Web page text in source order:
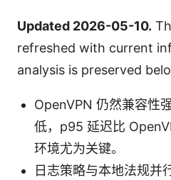
Updated 2026-05-10.
refreshed with current
analysis is preserved
OpenVPN 仍然兼容性
低，p95 延迟比
环境尤为关键。
日志策略与本地法规并